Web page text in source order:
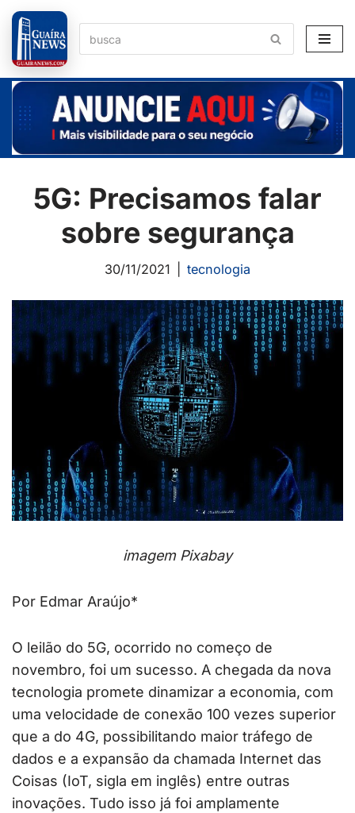
Pular
para
o
conteúdo
5G: Precisamos falar
sobre segurança
30/11/2021 tecnologia
imagem Pixabay
Por Edmar Araújo*
O leilão do 5G, ocorrido no começo de
novembro, foi um sucesso. A chegada da nova
tecnologia promete dinamizar a economia, com
uma velocidade de conexão 100 vezes superior
que a do 4G, possibilitando maior tráfego de
dados e a expansão da chamada Internet das
Coisas (IoT, sigla em inglês) entre outras
inovações. Tudo isso já foi amplamente